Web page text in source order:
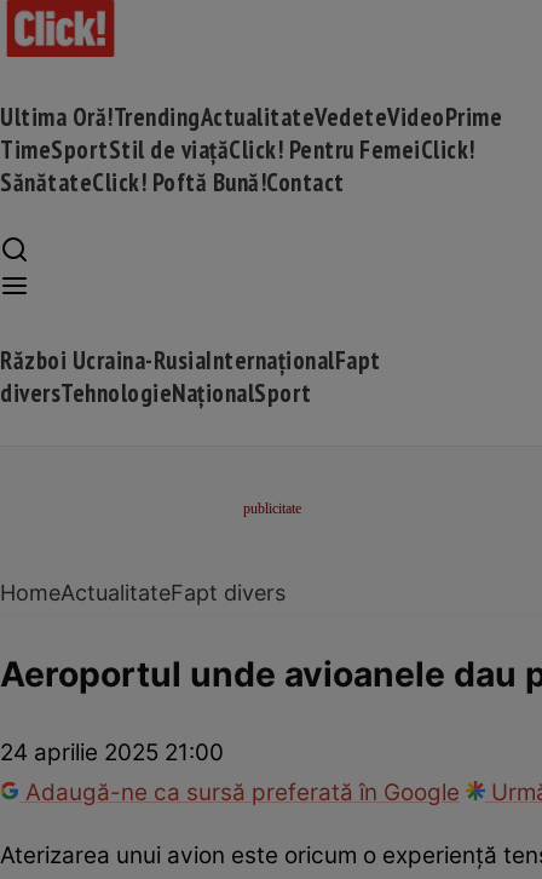
Ultima Oră!TrendingActualitateVedeteVideoPrime
TimeSportStil de viațăClick! Pentru FemeiClick!
SănătateClick! Poftă Bună!Contact
Război Ucraina-RusiaInternaționalFapt
diversTehnologieNaționalSport
HomeActualitateFapt divers
Aeroportul unde avioanele
24 aprilie 2025 21:00
Adaugă-ne ca sursă preferată în Google
Aterizarea unui avion este oricum o experiență